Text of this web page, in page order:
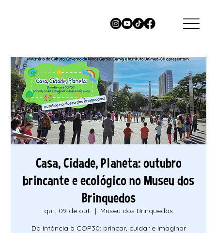
Casa, Cidade, Planeta: outubro
brincante e ecológico no Museu dos
Brinquedos
qui., 09 de out.
  |
Museu dos Brinquedos
Da infância à COP30: brincar, cuidar e imaginar